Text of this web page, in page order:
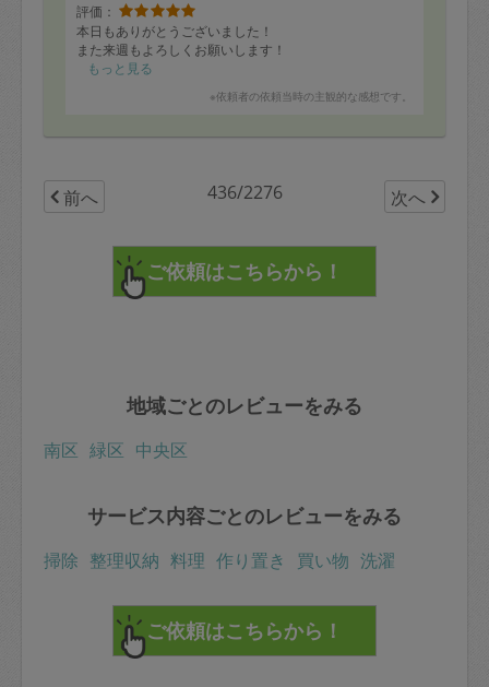
評価：
本日もありがとうございました！
また来週もよろしくお願いします！
もっと見る
※依頼者の依頼当時の主観的な感想です。
前へ 436/2276 次へ
地域ごとのレビューをみる
南区 緑区 中央区
サービス内容ごとのレビューをみる
掃除 整理収納 料理 作り置き 買い物 洗濯